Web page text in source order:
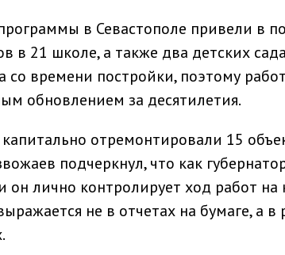
в Севастополе привели в
в 21 школе, а также два детских
со времени постройки, поэтому
обновлением за десятилетия.
отремонтировали 15
подчеркнул, что как
он лично контролирует ход работ
не в отчетах на бумаге, а в